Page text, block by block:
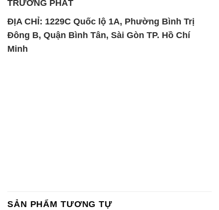
TRƯỜNG PHÁT
ĐỊA CHỈ: 1229C Quốc lộ 1A, Phường Bình Trị
Đông B, Quận Bình Tân, Sài Gòn TP. Hồ Chí
Minh
SẢN PHẨM TƯƠNG TỰ